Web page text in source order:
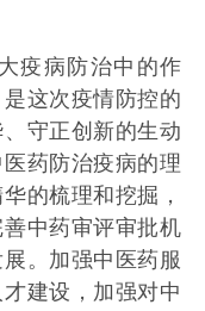
疫病防治中的作
这次疫情防控的
守正创新的生动
药防治疫病的理
的梳理和挖掘，
中药审评审批机
。加强中医药服
建设，加强对中